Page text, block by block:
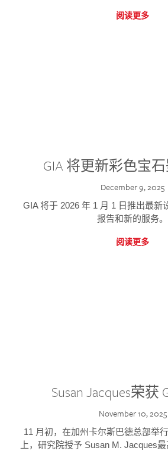
阅读更多
GIA 将更新彩色宝
December 9, 2025
GIA 将于 2026 年 1 月 1 日推出最新
报告和新的服务。
阅读更多
Susan Jacques荣获
November 10, 2025
11 月初，在加州卡尔斯巴德总部举
上，研究院授予 Susan M. Jacques